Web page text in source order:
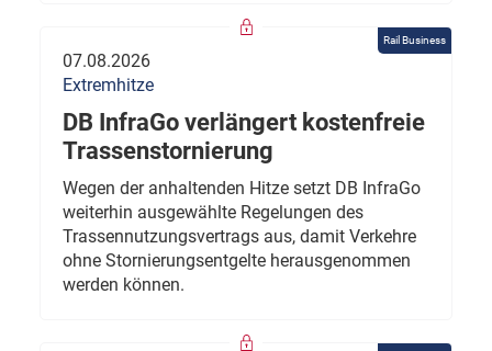
Rail Business
07.08.2026
Extremhitze
DB InfraGo verlängert kostenfreie
Trassenstornierung
Wegen der anhaltenden Hitze setzt DB InfraGo
weiterhin ausgewählte Regelungen des
Trassennutzungsvertrags aus, damit Verkehre
ohne Stornierungsentgelte herausgenommen
werden können.